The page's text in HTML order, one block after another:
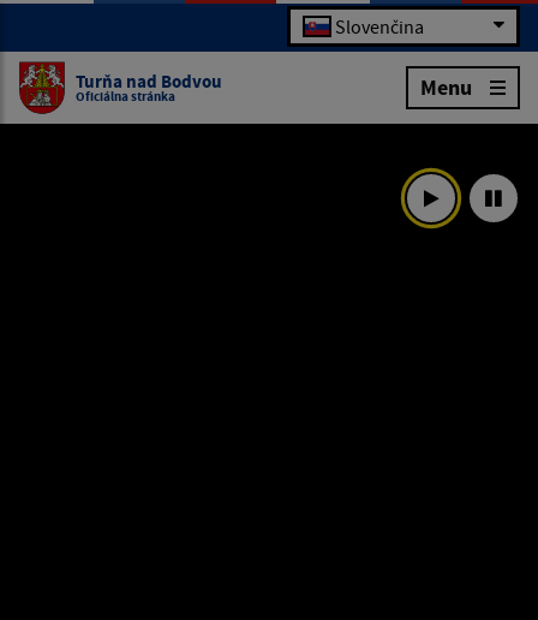
Slovenčina
Turňa nad Bodvou
Oficiálna stránka Menu